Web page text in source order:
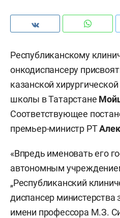
Республиканскому
онкодиспансеру
казанской
школы в Татарстане
Соответствующее
премьер-министр РТ
«Впредь именовать его
автономным
„Республиканский
диспансер министерства
имени профессора М.З.